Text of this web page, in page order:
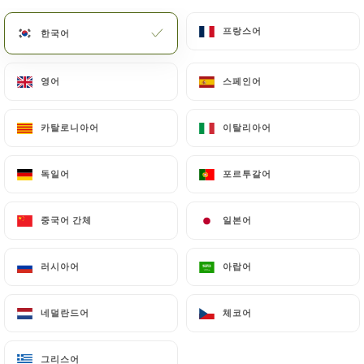
메뉴
한국어 프랑스어
영어 스페인어
카탈로니아어 이탈리아어
독일어 포르투갈어
중국어 간체 일본어
러시아어 아랍어
네덜란드어 체코어
그리스어
연락처
한국어 프랑스어
영어 스페인어
카탈로니아어 이탈리아어
독일어 포르투갈어
중국어 간체 일본어
러시아어 아랍어
네덜란드어 체코어
그리스어